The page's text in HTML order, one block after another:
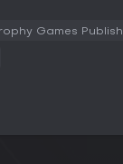
Games